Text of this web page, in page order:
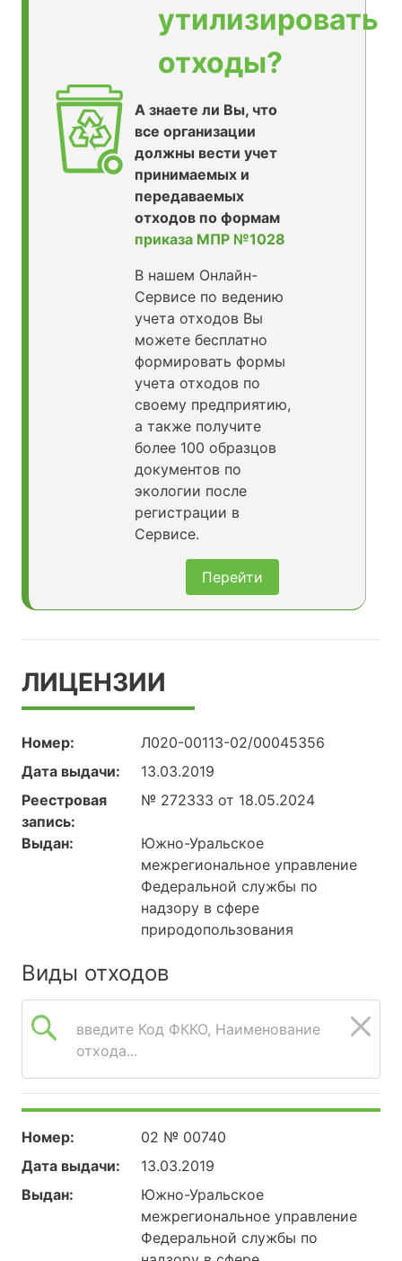
утилизировать
отходы?
А знаете ли Вы, что
все организации
должны вести учет
принимаемых и
передаваемых
отходов по формам
приказа МПР №1028
В нашем Онлайн-
Сервисе по ведению
учета отходов Вы
можете бесплатно
формировать формы
учета отходов по
своему предприятию,
а также получите
более 100 образцов
документов по
экологии после
регистрации в
Сервисе.
Перейти
ЛИЦЕНЗИИ
Номер:
Л020-00113-02/00045356
Дата выдачи:
13.03.2019
Реестровая
запись:
№ 272333 от 18.05.2024
Выдан:
Южно-Уральское
межрегиональное управление
Федеральной службы по
надзору в сфере
природопользования
Виды отходов
введите Код ФККО, Наименование
отхода...
Номер:
02 № 00740
Дата выдачи:
13.03.2019
Выдан:
Южно-Уральское
межрегиональное управление
Федеральной службы по